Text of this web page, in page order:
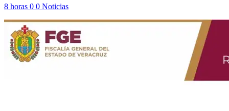
8 horas 0 0 Noticias